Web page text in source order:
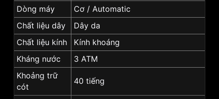
Dòng máy
Cơ / Automatic
Chất liệu dây
Dây da
Chất liệu kính
Kính khoáng
Kháng nước
3 ATM
Khoảng trữ
cót
40 tiếng